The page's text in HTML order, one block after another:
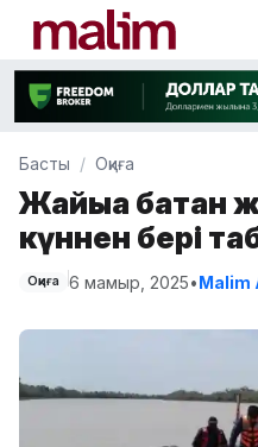
Басты Оқиға
Жайыққа батқан
күннен бері
Оқиға 6 мамыр, 2025•Malim